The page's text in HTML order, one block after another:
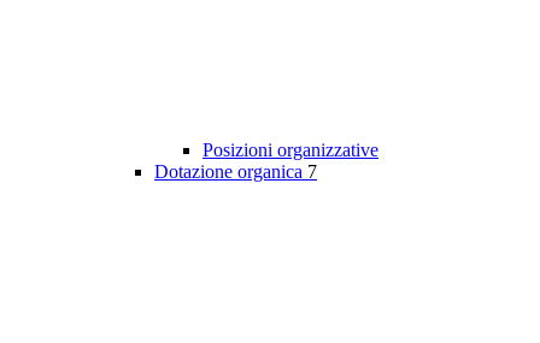
Posizioni organizzative
Dotazione organica 7